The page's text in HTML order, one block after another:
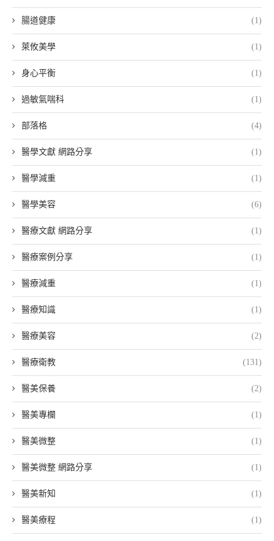
腸道健康 (1)
萊攸美學 (1)
身心平衡 (1)
過敏氣喘科 (1)
部落格 (4)
醫學文獻 網路分享 (1)
醫學減重 (1)
醫學美容 (6)
醫療文獻 網路分享 (1)
醫療案例分享 (1)
醫療減重 (1)
醫療知識 (1)
醫療美容 (2)
醫療衛教 (131)
醫美保養 (2)
醫美專欄 (1)
醫美微整 (1)
醫美微整 網路分享 (1)
醫美新知 (1)
醫美療程 (1)